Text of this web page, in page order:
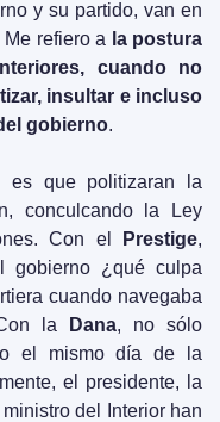
y su partido, van en
refiero a la postura
cuando no
insultar e incluso
gobierno.
es que politizaran la
conculcando la Ley
Con el
Prestige,
gobierno ¿qué culpa
cuando navegaba
la
Dana, no sólo
el mismo día de la
el presidente, la
del Interior han